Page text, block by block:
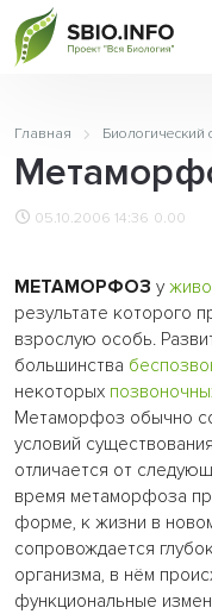
Главная Биологический
05.10.2006 14:36 0.00
МЕТАМОРФОЗ у
результате которого
взрослую особь.
большинства
некоторых
Метаморфоз обычно
условий
отличается от
время метаморфоза
форме, к жизни в
сопровождается
организма, в нём
функциональные